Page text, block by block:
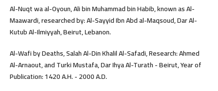
Al-Nuqt wa al-Oyoun, Ali bin Muhammad bin Habib, known as Al-
Maawardi, researched by: Al-Sayyid Ibn Abd al-Maqsoud, Dar Al-
Kutub Al-Ilmiyyah, Beirut, Lebanon.
Al-Wafi by Deaths, Salah Al-Din Khalil Al-Safadi, Research: Ahmed
Al-Arnaout, and Turki Mustafa, Dar Ihya Al-Turath - Beirut, Year of
Publication: 1420 A.H. - 2000 A.D.